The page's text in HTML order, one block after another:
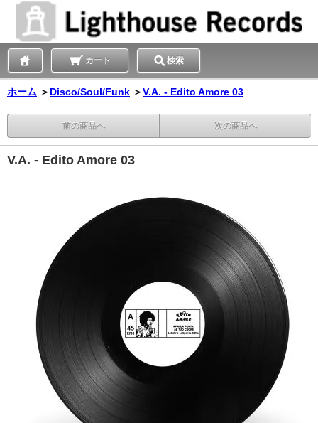
カート 検索
ホーム ＞ Disco/Soul/Funk ＞V.A. - Edito Amore 03
前の商品へ 次の商品へ
V.A. - Edito Amore 03